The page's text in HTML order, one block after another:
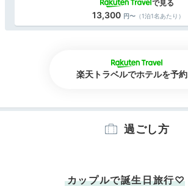
13,300 （1泊1名あたり）
楽天トラベルでホテルを予約
過ごし方
カップルで誕生日旅行♡